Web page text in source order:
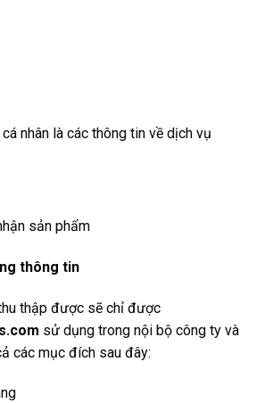
nhân là các thông tin về dịch vụ
sản phẩm
thông tin
thập được sẽ chỉ được
.com sử dụng trong nội bộ công ty và
các mục đích sau đây: